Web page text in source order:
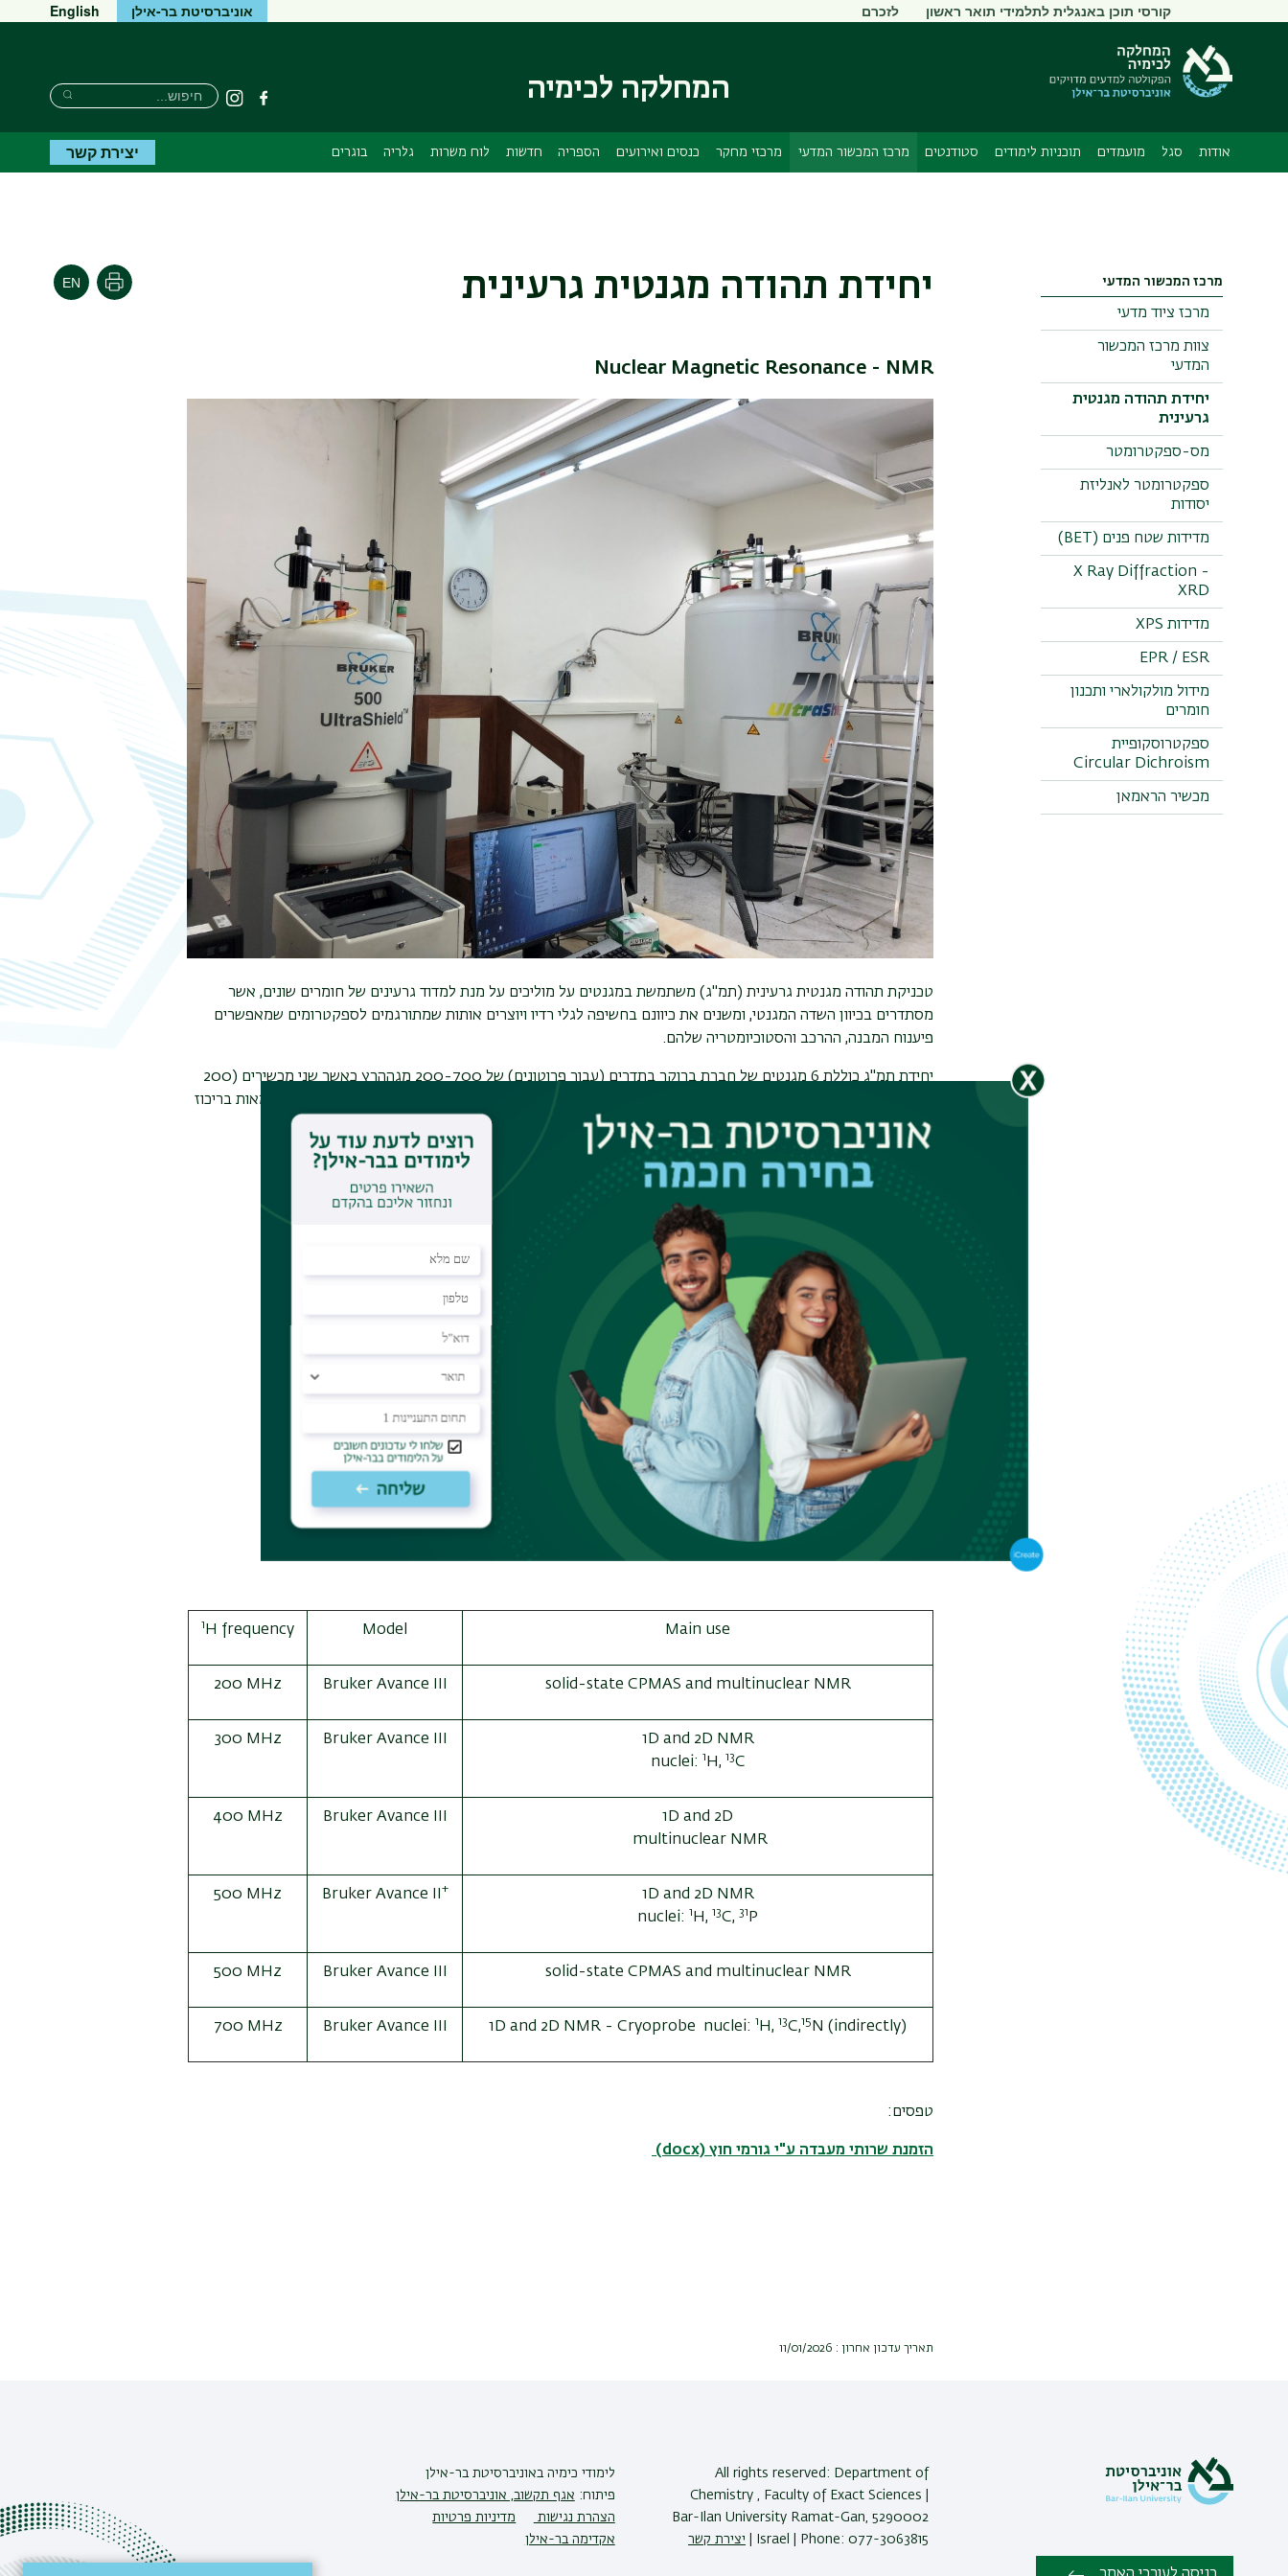
ראשי
תפריט
משני
קורסי תוכן באנגלית לתלמידי תואר ראשון לזכרם אוניברסיטת בר-אילן English
המחלקה לכימיה פייסבוקInstagram
חיפוש
חיפוש
חיפוש
אודות סגל מועמדים תוכניות לימודים סטודנטים מרכז המכשור המדעי מרכזי מחקר כנסים ואירועים הספריה חדשות לוח משרות גלריה בוגרים יצירת קשר
מרכז המכשור המדעי
מרכז ציוד מדעי
צוות מרכז המכשור
המדעי
יחידת תהודה מגנטית
גרעינית
מס-ספקטרומטר
ספקטרומטר לאנליזת
יסודות
מדידות שטח פנים (BET)
X Ray Diffraction -
XRD
מדידות XPS
EPR / ESR
מידול מולקולארי ותכנון
חומרים
ספקטרוסקופיית
Circular Dichroism
מכשיר הראמאן
יחידת תהודה מגנטית גרעינית הדפסה
Nuclear Magnetic Resonance - NMR
טכניקת תהודה מגנטית גרעינית (תמ"ג) משתמשת במגנטים על מוליכים על מנת למדוד גרעינים של חומרים שונים, אשר
מסתדרים בכיוון השדה המגנטי, ומשנים את כיוונם בחשיפה לגלי רדיו ויוצרים אותות שמתורגמים לספקטרומים שמאפשרים
פיענוח המבנה, ההרכב והסטוכיומטריה שלהם.
יחידת תמ"ג כוללת 6 מגנטים של חברת ברוקר בתדרים (עבור פרוטונים) של 200-700 מגההרץ כאשר שני מכשירים (200
ו-500 מגההרץ) ייעודיים למדידת מוצקים ואחר (700 מגההרץ) עם קריו-פרוב מאפשר עבודה עם חלבונים ודוגמאות בריכוז
נמוך.
היחידה משמשת את המחלקה לכימיה ומחלקות נוספות באוניברסיטה.
כמו כן נותנת היחידה שרות הרצת דוגמאות ופיענוח לכל האוניברסיטאות ולתעשייה.
ליצירת קשר:
ד"ר קרן קינן-אדמסקי, ראש יחידת תמ"ג
03-5317348
keinank@biu.ac.il
ד"ר מיכל אפרי
03-5318304
afrimi@biu.ac.il
ד"ר הוגו גוטליב
Hugo.Gottlieb@biu.ac.il
Main use
Model
1 H frequency
solid-state CPMAS and multinuclear NMR
Bruker Avance III
200 MHz
1D and 2D NMR
nuclei: 1 H, 13C
Bruker Avance III
300 MHz
1D and 2D
multinuclear NMR
Bruker Avance III
400 MHz
1D and 2D NMR
nuclei: 1 H, 13C, 31 P
Bruker Avance II +
500 MHz
solid-state CPMAS and multinuclear NMR
Bruker Avance III
500 MHz
1D and 2D NMR - Cryoprobe nuclei: 1 H, 13C,15 N (indirectly)
Bruker Avance III
700 MHz
טפסים:
הזמנת שרותי מעבדה ע"י גורמי חוץ (docx)
תאריך עדכון אחרון : 11/01/2026
All rights reserved: Department of
Chemistry , Faculty of Exact Sciences |
Bar-Ilan University Ramat-Gan, 5290002
Israel | Phone: 077-3063815 |
יצירת קשר
לימודי כימיהבאוניברסיטת בר-אילן
פיתוח: אגף תקשוב, אוניברסיטת בר-אילן
הצהרת נגישות
מדיניות פרטיות
אקדימה בר-אילן